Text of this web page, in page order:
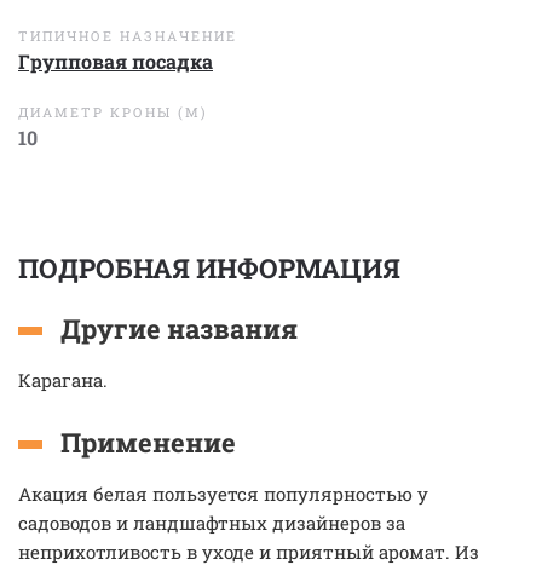
ТИПИЧНОЕ НАЗНАЧЕНИЕ
Групповая посадка
ДИАМЕТР КРОНЫ (М)
10
ПОДРОБНАЯ ИНФОРМАЦИЯ
Другие названия
Карагана.
Применение
Акация белая пользуется популярностью у
садоводов и ландшафтных дизайнеров за
неприхотливость в уходе и приятный аромат. Из